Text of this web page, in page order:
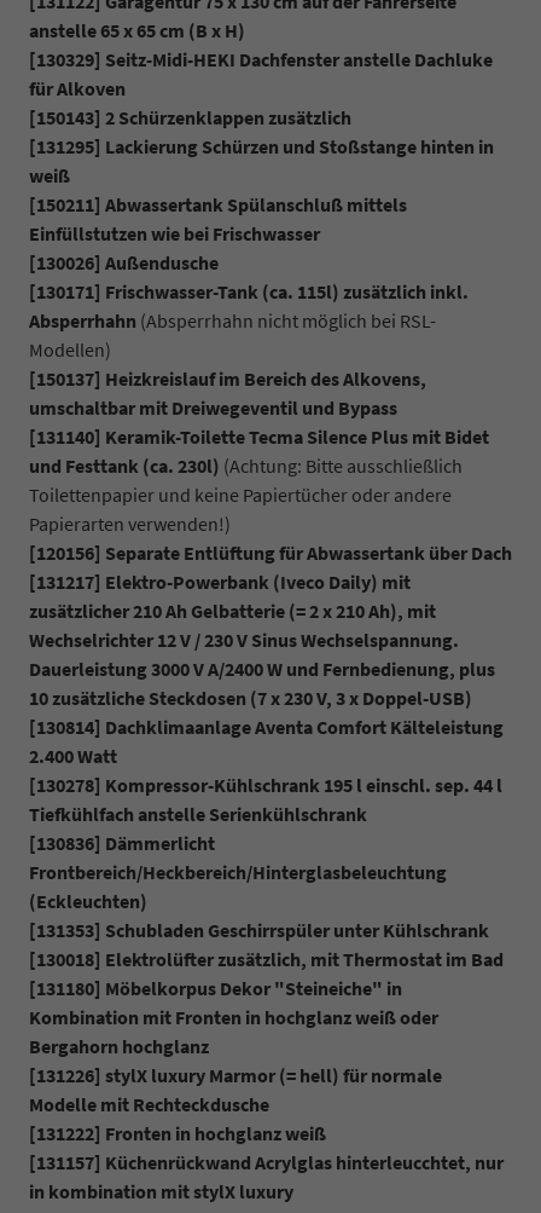
anstelle 65 x 65 cm (B x H)
[130329] Seitz-Midi-HEKI Dachfenster anstelle Dachluke
für Alkoven
[150143] 2 Schürzenklappen zusätzlich
[131295] Lackierung Schürzen und Stoßstange hinten in
weiß
[150211] Abwassertank Spülanschluß mittels
Einfüllstutzen wie bei Frischwasser
[130026] Außendusche
[130171] Frischwasser-Tank (ca. 115l) zusätzlich inkl.
Absperrhahn (Absperrhahn nicht möglich bei RSL-
Modellen)
[150137] Heizkreislauf im Bereich des Alkovens,
umschaltbar mit Dreiwegeventil und Bypass
[131140] Keramik-Toilette Tecma Silence Plus mit Bidet
und Festtank (ca. 230l) (Achtung: Bitte ausschließlich
Toilettenpapier und keine Papiertücher oder andere
Papierarten verwenden!)
[120156] Separate Entlüftung für Abwassertank über Dach
[131217] Elektro-Powerbank (Iveco Daily) mit
zusätzlicher 210 Ah Gelbatterie (= 2 x 210 Ah), mit
Wechselrichter 12 V / 230 V Sinus Wechselspannung.
Dauerleistung 3000 V A/2400 W und Fernbedienung, plus
10 zusätzliche Steckdosen (7 x 230 V, 3 x Doppel-USB)
[130814] Dachklimaanlage Aventa Comfort Kälteleistung
2.400 Watt
[130278] Kompressor-Kühlschrank 195 l einschl. sep. 44 l
Tiefkühlfach anstelle Serienkühlschrank
[130836] Dämmerlicht
Frontbereich/Heckbereich/Hinterglasbeleuchtung
(Eckleuchten)
[131353] Schubladen Geschirrspüler unter Kühlschrank
[130018] Elektrolüfter zusätzlich, mit Thermostat im Bad
[131180] Möbelkorpus Dekor "Steineiche" in
Kombination mit Fronten in hochglanz weiß oder
Bergahorn hochglanz
[131226] stylX luxury Marmor (= hell) für normale
Modelle mit Rechteckdusche
[131222] Fronten in hochglanz weiß
[131157] Küchenrückwand Acrylglas hinterleucchtet, nur
in kombination mit stylX luxury